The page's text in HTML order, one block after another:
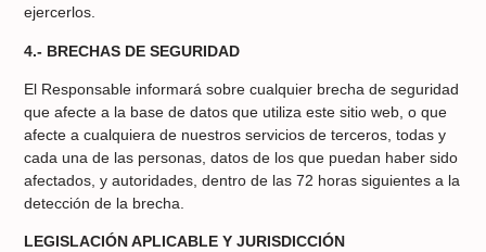
ejercerlos.
4.- BRECHAS DE SEGURIDAD
El Responsable informará sobre cualquier brecha de seguridad
que afecte a la base de datos que utiliza este sitio web, o que
afecte a cualquiera de nuestros servicios de terceros, todas y
cada una de las personas, datos de los que puedan haber sido
afectados, y autoridades, dentro de las 72 horas siguientes a la
detección de la brecha.
LEGISLACIÓN APLICABLE Y JURISDICCIÓN